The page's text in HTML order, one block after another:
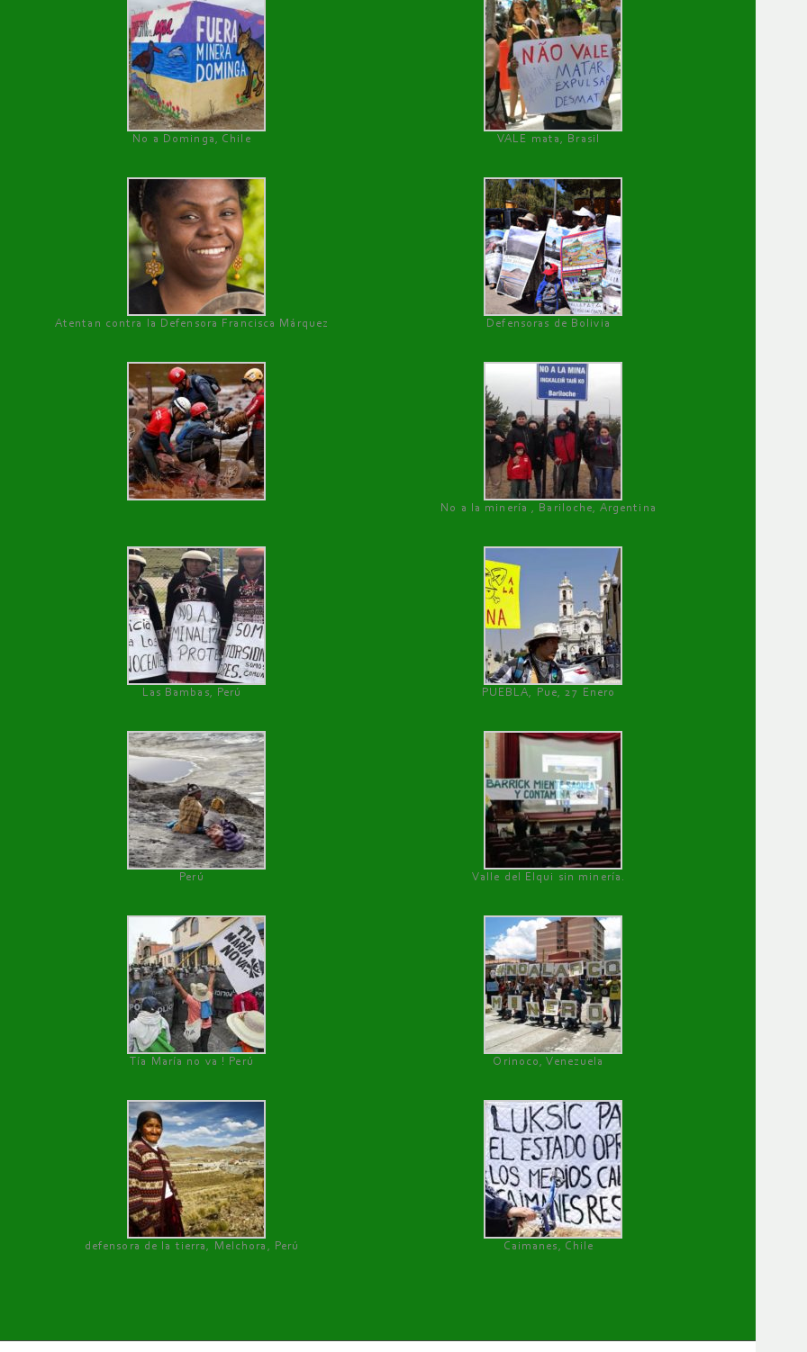
No a Dominga, Chile
VALE mata, Brasil
Atentan contra la Defensora Francisca Márquez Defensoras de Bolivia
No a la minería , Bariloche, Argentina
Las Bambas, Perú PUEBLA, Pue, 27 Enero
Perú Valle del Elqui sin minería.
Tía María no va ! Perú Orinoco, Venezuela
defensora de la tierra, Melchora, Perú Caimanes, Chile